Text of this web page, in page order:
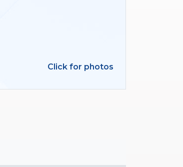
Click for photos